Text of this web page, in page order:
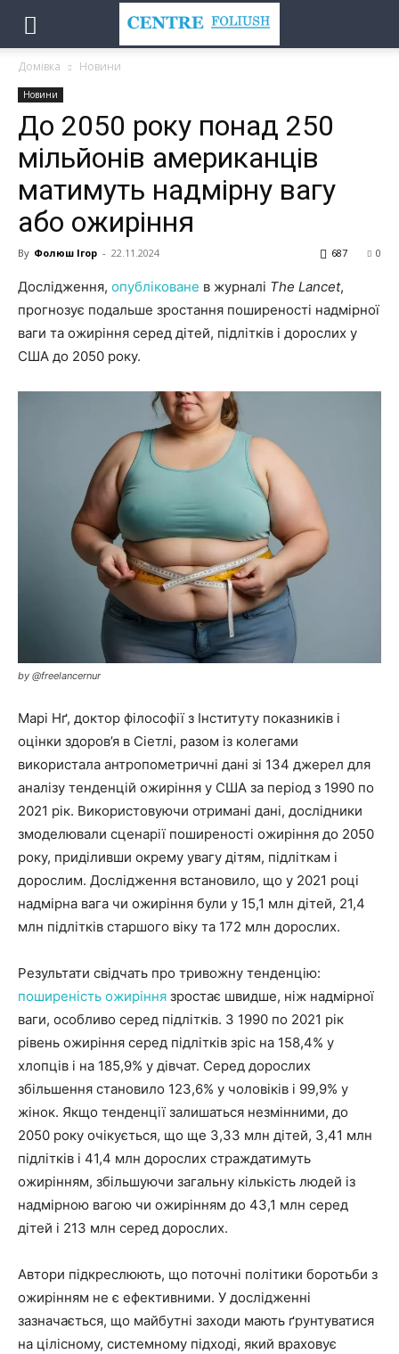
Домівка Новини
Новини
До 2050 року понад 250
мільйонів американців
матимуть надмірну вагу
або ожиріння
By Фолюш Ігор - 22.11.2024 0
687
Дослідження, опубліковане в журналі The Lancet,
прогнозує подальше зростання поширеності надмірної
ваги та ожиріння серед дітей, підлітків і дорослих у
США до 2050 року.
by @freelancernur
Марі Нґ, доктор філософії з Інституту показників і
оцінки здоров’я в Сіетлі, разом із колегами
використала антропометричні дані зі 134 джерел для
аналізу тенденцій ожиріння у США за період з 1990 по
2021 рік. Використовуючи отримані дані, дослідники
змоделювали сценарії поширеності ожиріння до 2050
року, приділивши окрему увагу дітям, підліткам і
дорослим. Дослідження встановило, що у 2021 році
надмірна вага чи ожиріння були у 15,1 млн дітей, 21,4
млн підлітків старшого віку та 172 млн дорослих.
Результати свідчать про тривожну тенденцію:
поширеність ожиріння зростає швидше, ніж надмірної
ваги, особливо серед підлітків. З 1990 по 2021 рік
рівень ожиріння серед підлітків зріс на 158,4% у
хлопців і на 185,9% у дівчат. Серед дорослих
збільшення становило 123,6% у чоловіків і 99,9% у
жінок. Якщо тенденції залишаться незмінними, до
2050 року очікується, що ще 3,33 млн дітей, 3,41 млн
підлітків і 41,4 млн дорослих страждатимуть
ожирінням, збільшуючи загальну кількість людей із
надмірною вагою чи ожирінням до 43,1 млн серед
дітей і 213 млн серед дорослих.
Автори підкреслюють, що поточні політики боротьби з
ожирінням не є ефективними. У дослідженні
зазначається, що майбутні заходи мають ґрунтуватися
на цілісному, системному підході, який враховує